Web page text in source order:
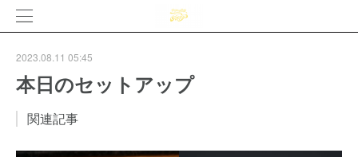
2023.08.11 05:45
本日のセットアップ
関連記事